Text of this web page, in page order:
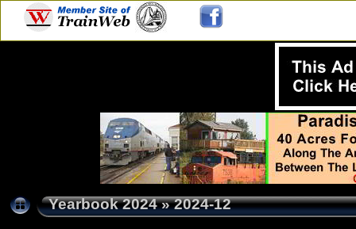
Yearbook 2024»2024-12